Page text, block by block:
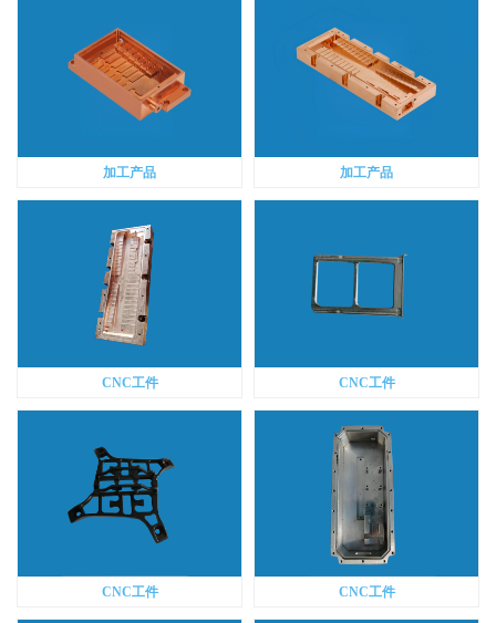
加工产品 加工产品
CNC工件 CNC工件
CNC工件 CNC工件